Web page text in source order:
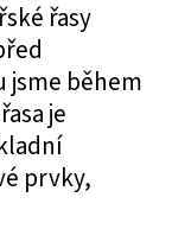
řasy
během
je
prvky,